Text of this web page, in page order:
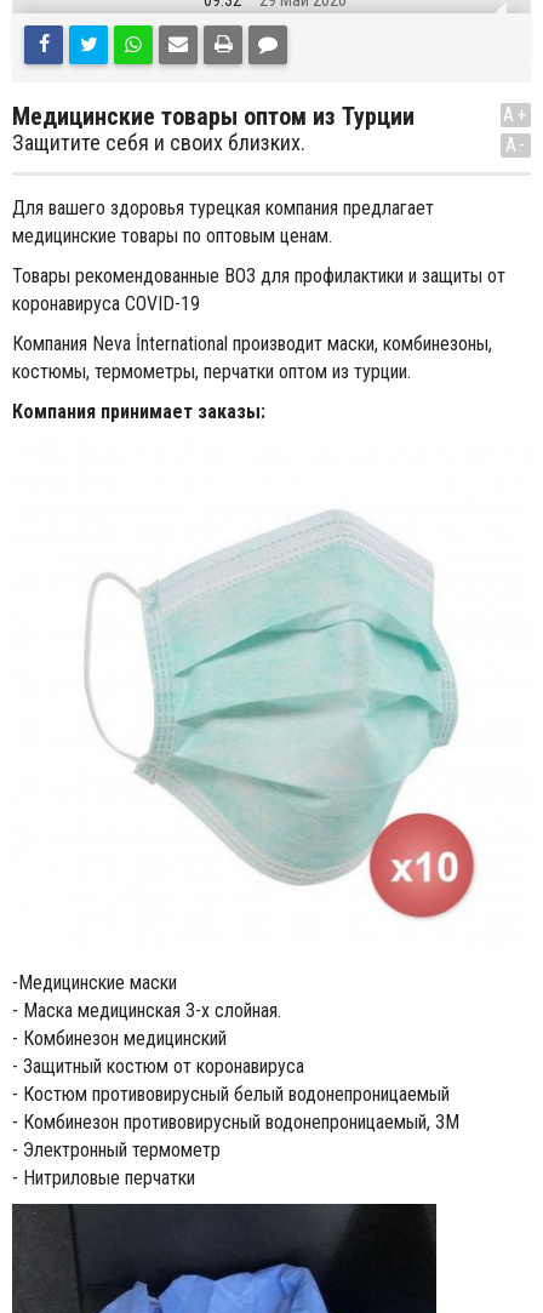
Медицинские товары оптом из Турции
Защитите себя и своих близких.
A+
A-
Для вашего здоровья турецкая компания предлагает
медицинские товары по оптовым ценам.
Товары рекомендованные ВОЗ для профилактики и защиты от
коронавируса COVID-19
Компания Neva İnternational производит маски, комбинезоны,
костюмы, термометры, перчатки оптом из турции.
Компания принимает заказы:
-Медицинские маски
- Маска медицинская 3-х слойная.
- Комбинезон медицинский
- Защитный костюм от коронавируса
- Костюм противовирусный белый водонепроницаемый
- Комбинезон противовирусный водонепроницаемый, 3М
- Электронный термометр
- Нитриловые перчатки